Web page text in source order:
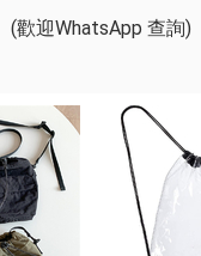
(歡迎WhatsApp 查詢)